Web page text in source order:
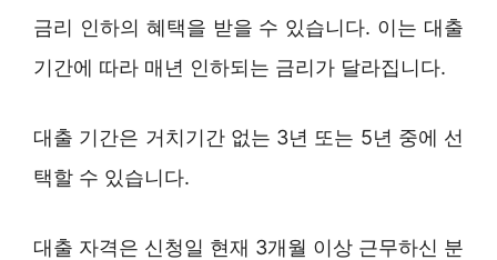
금리 인하의 혜택을 받을 수 있습니다. 이는 대출
기간에 따라 매년 인하되는 금리가 달라집니다.
대출 기간은 거치기간 없는 3년 또는 5년 중에 선
택할 수 있습니다.
대출 자격은 신청일 현재 3개월 이상 근무하신 분